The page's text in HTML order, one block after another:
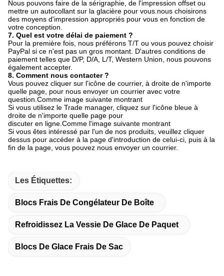
Nous pouvons faire de la sérigraphie, de l'impression offset ou
mettre un autocollant sur la glacière pour vous.nous choisirons
des moyens d'impression appropriés pour vous en fonction de
votre conception.
7. Quel est votre délai de paiement ?
Pour la première fois, nous préférons T/T ou vous pouvez choisir
PayPal si ce n'est pas un gros montant. D'autres conditions de
paiement telles que D/P, D/A, L/T, Western Union, nous pouvons
également accepter.
8. Comment nous contacter ?
Vous pouvez cliquer sur l'icône de courrier, à droite de n'importe
quelle page, pour nous envoyer un courrier avec votre
question.Comme image suivante montrant
Si vous utilisez le Trade manager, cliquez sur l'icône bleue à
droite de n'importe quelle page pour
discuter en ligne.Comme l'image suivante montrant
Si vous êtes intéressé par l'un de nos produits, veuillez cliquer
dessus pour accéder à la page d'introduction de celui-ci, puis à la
fin de la page, vous pouvez nous envoyer un courrier.
Les Étiquettes:
Blocs Frais De Congélateur De Boîte
Refroidissez La Vessie De Glace De Paquet
Blocs De Glace Frais De Sac